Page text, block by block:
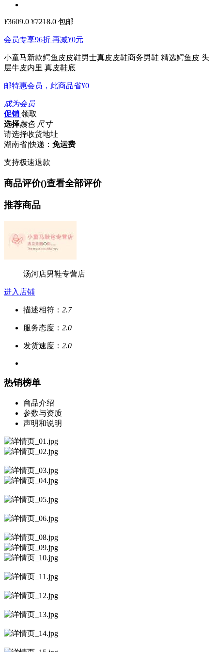
¥3609.0 ¥7218.0 包邮
会员专享96折 再减¥0元
小童马新款鳄鱼皮皮鞋男士真皮皮鞋商务男鞋 精选鳄鱼皮 头
层牛皮内里 真皮鞋底
邮特惠会员，此商品省¥0
成为会员
促销 领取
选择颜色 尺寸
请选择收货地址
湖南省|快递： 免运费
支持极速退款
商品评价()查看全部评价
推荐商品
汤河店男鞋专营店
进入店铺
描述相符： 2.7
服务态度： 2.0
发货速度： 2.0
热销榜单
商品介绍
参数与资质
声明和说明